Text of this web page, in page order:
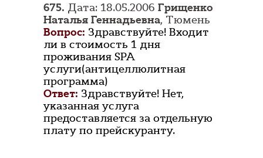
675. Дата: 18.05.2006 Грищенко
Наталья Геннадьевна, Тюмень
Вопрос: Здравствуйте! Входит
ли в стоимость 1 дня
проживания SPA
услуги(антицеллюлитная
программа)
Ответ: Здравствуйте! Нет,
указанная услуга
предоставляется за отдельную
плату по прейскуранту.